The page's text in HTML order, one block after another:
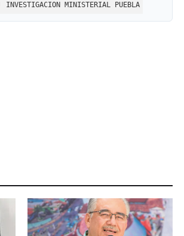
INVESTIGACION MINISTERIAL PUEBLA